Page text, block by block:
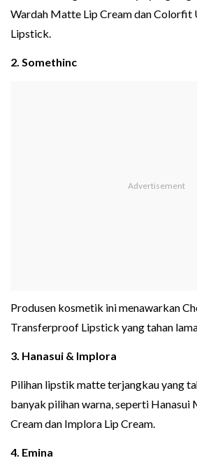
Wardah Matte Lip Cream dan
Lipstick.
2. Somethinc
Produsen kosmetik ini menawarkan
Transferproof Lipstick yang tahan
3. Hanasui & Implora
Pilihan lipstik matte terjangkau yang
banyak pilihan warna, seperti
Cream dan Implora Lip Cream.
4. Emina